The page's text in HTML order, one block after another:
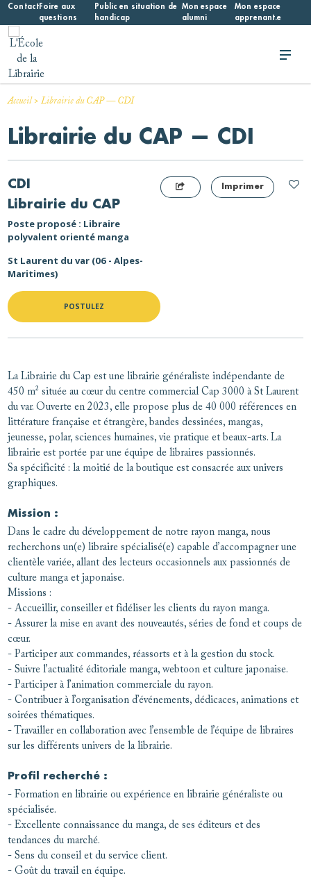
Skip
content
ContactFoire aux
questions
Public en situation de
handicap
Mon espace
alumni
Mon espace
apprenant.e
Accueil>Librairie du CAP — CDI
Librairie du CAP — CDI
CDI
Librairie du CAP
Poste proposé : Libraire
polyvalent orienté manga
St Laurent du var (06 - Alpes-
Maritimes)
POSTULEZ
Imprimer
La Librairie du Cap est une librairie généraliste indépendante de
450 m² située au cœur du centre commercial Cap 3000 à St Laurent
du var. Ouverte en 2023, elle propose plus de 40 000 références en
littérature française et étrangère, bandes dessinées, mangas,
jeunesse, polar, sciences humaines, vie pratique et beaux-arts. La
librairie est portée par une équipe de libraires passionnés.
Sa spécificité : la moitié de la boutique est consacrée aux univers
graphiques.
Mission :
Dans le cadre du développement de notre rayon manga, nous
recherchons un(e) libraire spécialisé(e) capable d’accompagner une
clientèle variée, allant des lecteurs occasionnels aux passionnés de
culture manga et japonaise.
Missions :
- Accueillir, conseiller et fidéliser les clients du rayon manga.
- Assurer la mise en avant des nouveautés, séries de fond et coups de
cœur.
- Participer aux commandes, réassorts et à la gestion du stock.
- Suivre l’actualité éditoriale manga, webtoon et culture japonaise.
- Participer à l’animation commerciale du rayon.
- Contribuer à l’organisation d’événements, dédicaces, animations et
soirées thématiques.
- Travailler en collaboration avec l’ensemble de l’équipe de libraires
sur les différents univers de la librairie.
Profil recherché :
- Formation en librairie ou expérience en librairie généraliste ou
spécialisée.
- Excellente connaissance du manga, de ses éditeurs et des
tendances du marché.
- Sens du conseil et du service client.
- Goût du travail en équipe.